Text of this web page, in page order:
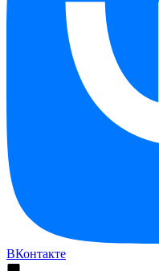
ВКонтакте